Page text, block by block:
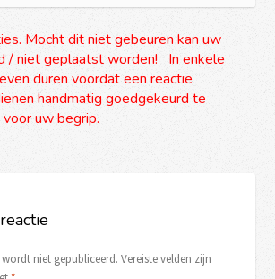
Mocht dit niet gebeuren kan uw
/ niet geplaatst worden! In enkele
duren voordat een reactie
handmatig goedgekeurd te
uw begrip.
niet gepubliceerd. Vereiste velden zijn